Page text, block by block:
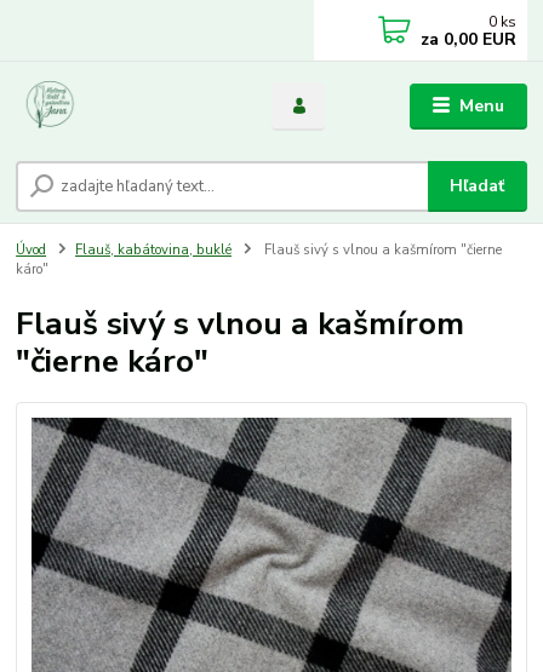
Menu
Hľadať
0 ks
za 0,00 EUR
Úvod Flauš, kabátovina, buklé
Flauš sivý s vlnou a kašmírom "čierne
káro"
Flauš sivý s vlnou a kašmírom
"čierne káro"